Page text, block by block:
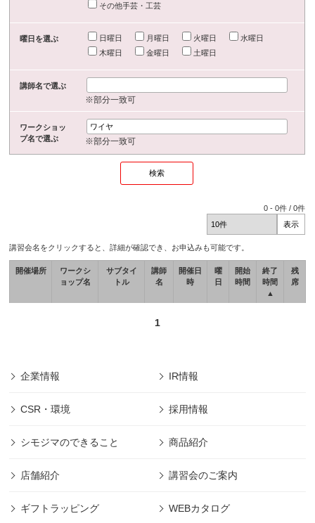
その他手芸・工芸
曜日を選ぶ 日曜日 月曜日 火曜日
水曜日
木曜日
金曜日 土曜日
講師名で選ぶ
※部分一致可
ワークショッ
プ名で選ぶ
※部分一致可
0 -0件 /0件
講習会名をクリックすると、詳細が確認でき、お申込みも可能です。
開催場所
ワークシ
ョップ名
サブタイ
トル
講師
名
開催日
時
曜
日
開始
時間
終了
時間
▲
残
席
1
企業情報 IR情報
CSR・環境 採用情報
シモジマのできること 商品紹介
店舗紹介 講習会のご案内
ギフトラッピング WEBカタログ